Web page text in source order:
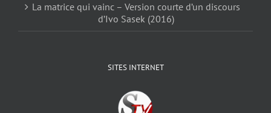
La matrice qui vainc – Version courte d’un discours
d’Ivo Sasek (2016)
SITES INTERNET